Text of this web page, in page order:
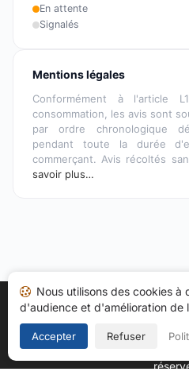
En attente
Signalés
Mentions légales
Conformément à l'article
consommation, les avis sont
par ordre chronologique
pendant toute la durée
commerçant. Avis récoltés
savoir plus…
Accueil Mes avis
Politique de confidentialité
Copyright © 2026
Nous utilisons des cookies à
d'audience et d'amélioration de
Accepter Refuser